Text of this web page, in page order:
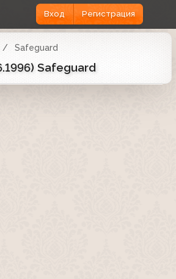
Вход Регистрация
Safeguard
Safeguard